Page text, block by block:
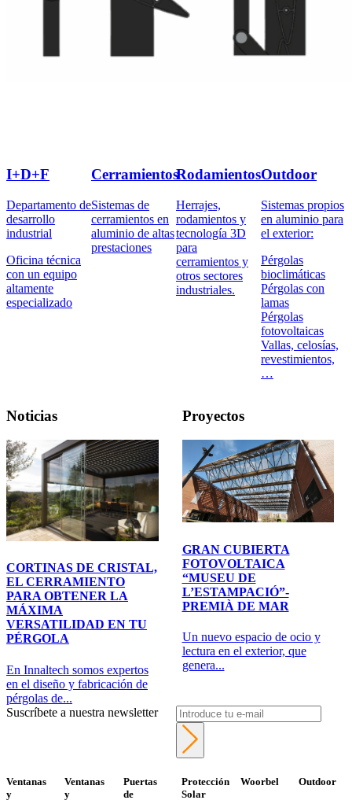
I+D+F
Departamento de
desarrollo
industrial
Oficina técnica
con un equipo
altamente
especializado
Cerramientos
Sistemas de
cerramientos en
aluminio de altas
prestaciones
Rodamientos
Herrajes,
rodamientos y
tecnología 3D
para
cerramientos y
otros sectores
industriales.
Outdoor
Sistemas propios
en aluminio para
el exterior:
Pérgolas
bioclimáticas
Pérgolas con
lamas
Pérgolas
fotovoltaicas
Vallas, celosías,
revestimientos,
…
Noticias
CORTINAS DE CRISTAL,
EL CERRAMIENTO
PARA OBTENER LA
MÁXIMA
VERSATILIDAD EN TU
PÉRGOLA
En Innaltech somos expertos
en el diseño y fabricación de
pérgolas de...
Proyectos
GRAN CUBIERTA
FOTOVOLTAICA
“MUSEU DE
L’ESTAMPACIÓ”-
PREMIÀ DE MAR
Un nuevo espacio de ocio y
lectura en el exterior, que
genera...
Suscríbete a nuestra newsletter
Ventanas
y
Ventanas
y
Puertas
de
Protección
Solar
Woorbel Outdoor